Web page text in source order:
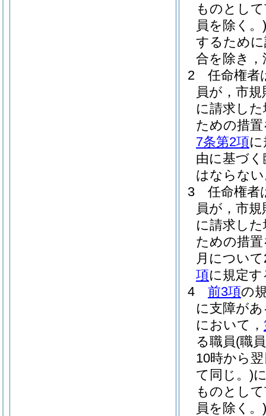
ものとし
員を除く。)
するため
合を除き
2
任命権者
員が，市
に請求し
ための措
7条第2項
由に基づ
はならな
3
任命権者
員が，市
に請求し
ための措
月につい
項に規定
4
前3項の
に支障が
において，
る職員(職
10時から
て同じ。)
ものとし
員を除く。)